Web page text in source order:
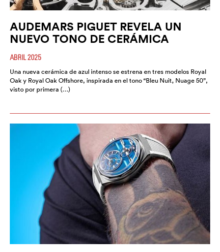
AUDEMARS PIGUET REVELA UN
NUEVO TONO DE CERÁMICA
ABRIL 2025
Una nueva cerámica de azul intenso se estrena en tres modelos Royal
Oak y Royal Oak Offshore, inspirada en el tono “Bleu Nuit, Nuage 50”,
visto por primera (…)